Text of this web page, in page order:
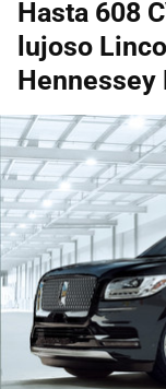
Hasta 608
lujoso
Hennessey